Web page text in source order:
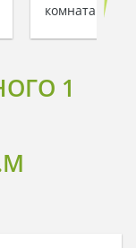
комнатами
1